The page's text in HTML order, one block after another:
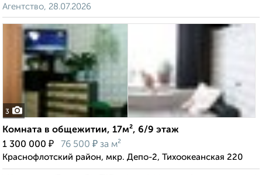
Агентство, 28.07.2026
3
Комната в общежитии, 17м², 6/9 этаж
1 300 000 ₽ 76 500 ₽ за м²
Краснофлотский район, мкр. Депо-2, Тихоокеанская 220